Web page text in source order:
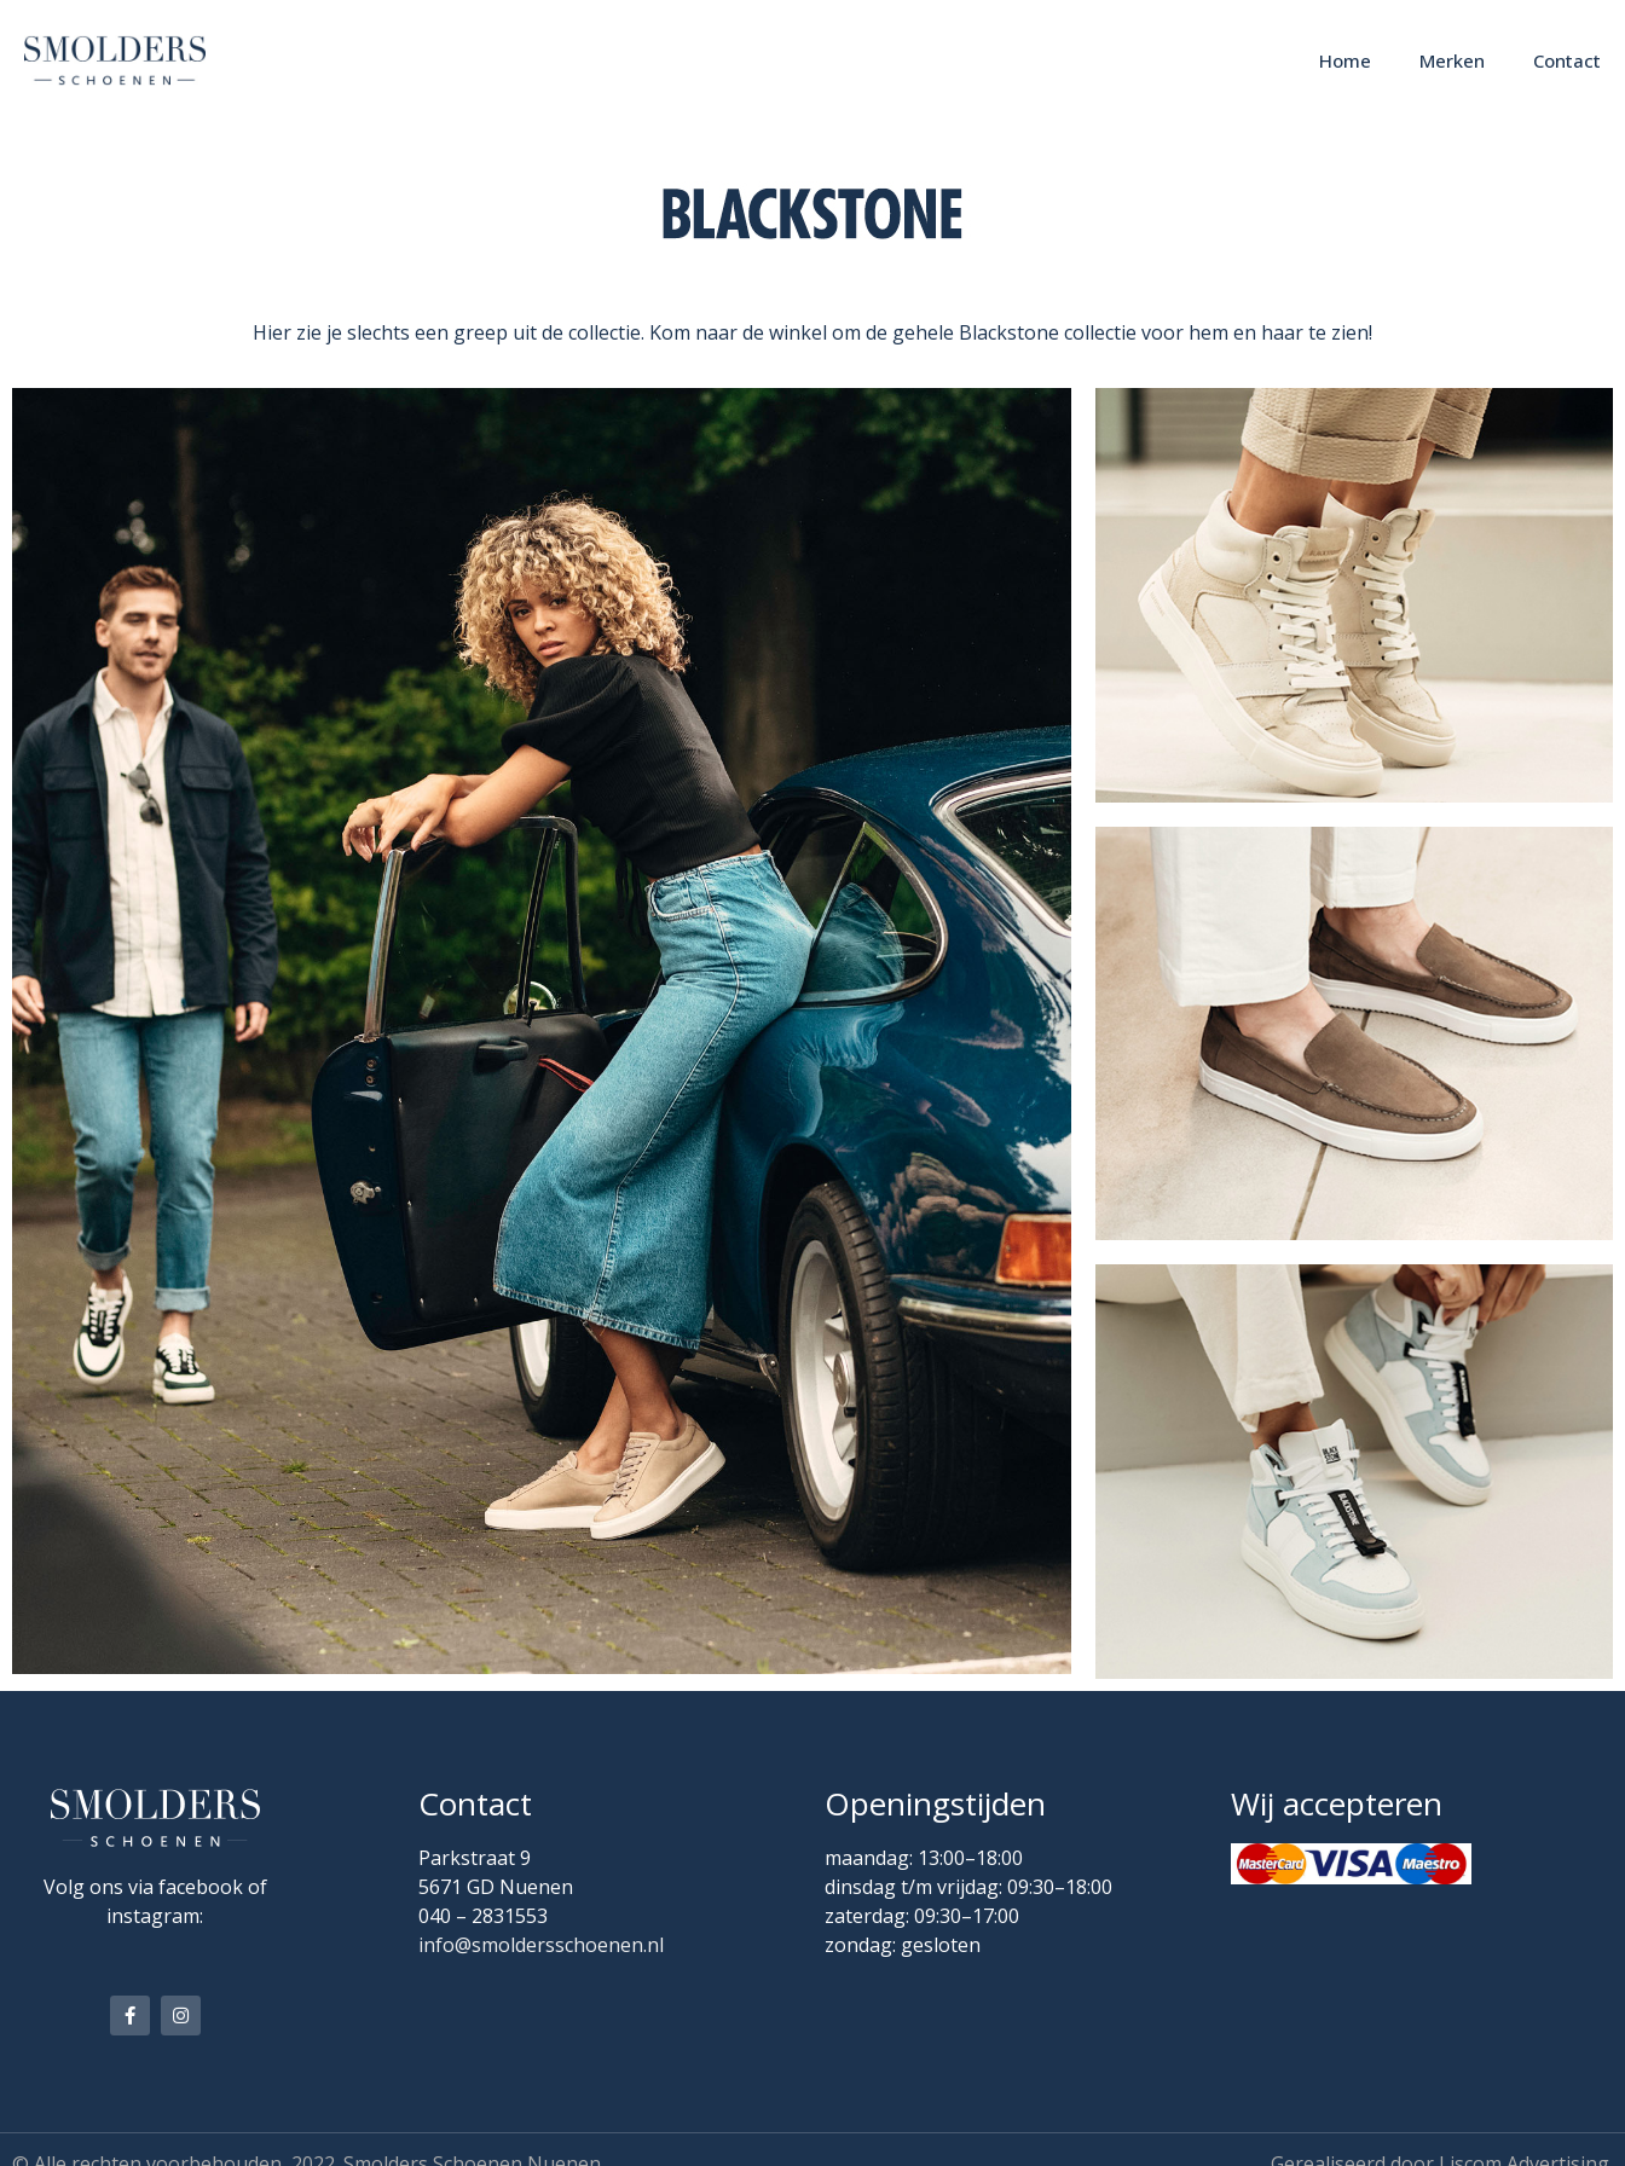
Home Merken Contact
Hier zie je slechts een greep uit de collectie. Kom naar de winkel om de gehele Blackstone collectie voor hem en haar te zien!
Volg ons via facebook of
instagram:
Contact
Parkstraat 9
5671 GD Nuenen
040 – 2831553
info@smoldersschoenen.nl
Openingstijden
maandag: 13:00–18:00
dinsdag t/m vrijdag: 09:30–18:00
zaterdag: 09:30–17:00
zondag: gesloten
Wij accepteren